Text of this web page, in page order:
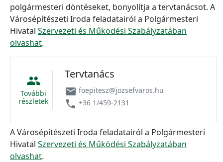
polgármesteri döntéseket, bonyolítja a tervtanácsot. A
Városépítészeti Iroda feladatairól a Polgármesteri
Hivatal Szervezeti és Működési Szabályzatában
olvashat.
people
További
részletek
Tervtanács
email foepitesz@jozsefvaros.hu
phone +36 1/459-2131
A Városépítészeti Iroda feladatairól a Polgármesteri
Hivatal Szervezeti és Működési Szabályzatában
olvashat.